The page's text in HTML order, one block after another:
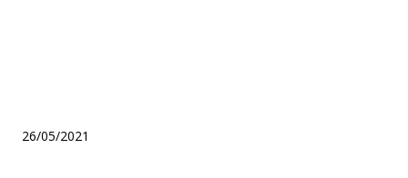
26/05/2021